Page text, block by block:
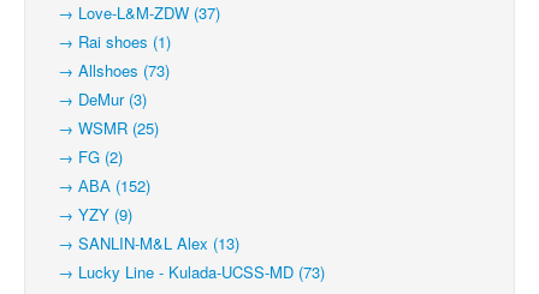
→ Love-L&M-ZDW (37)
→ Rai shoes (1)
→ Allshoes (73)
→ DeMur (3)
→ WSMR (25)
→ FG (2)
→ АВА (152)
→ YZY (9)
→ SANLIN-M&L Alex (13)
→ Lucky Line - Kulada-UCSS-MD (73)